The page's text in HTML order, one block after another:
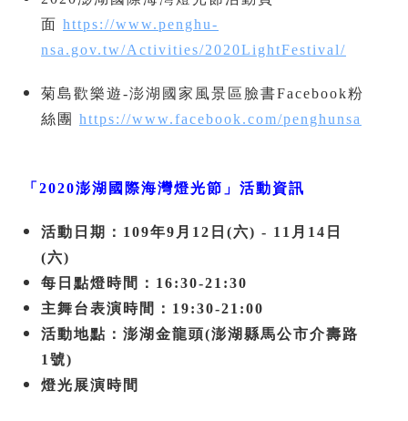
面 https://www.penghu-
nsa.gov.tw/Activities/2020LightFestival/
菊島歡樂遊-澎湖國家風景區臉書Facebook粉
絲團 https://www.facebook.com/penghunsa
「2020澎湖國際海灣燈光節」活動資訊
活動日期：109年9月12日(六) - 11月14日
(六)
每日點燈時間：16:30-21:30
主舞台表演時間：19:30-21:00
活動地點：澎湖金龍頭(澎湖縣馬公市介壽路
1號)
燈光展演時間